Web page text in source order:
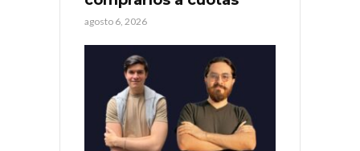
agosto 6, 2026